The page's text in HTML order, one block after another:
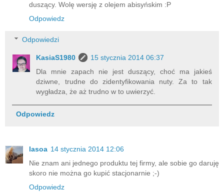
duszący. Wolę wersję z olejem abisyńskim :P
Odpowiedz
Odpowiedzi
KasiaS1980
15 stycznia 2014 06:37
Dla mnie zapach nie jest duszący, choć ma jakieś
dziwne, trudne do zidentyfikowania nuty. Za to tak
wygładza, że aż trudno w to uwierzyć.
Odpowiedz
lasoa 14 stycznia 2014 12:06
Nie znam ani jednego produktu tej firmy, ale sobie go daruję
skoro nie można go kupić stacjonarnie ;-)
Odpowiedz